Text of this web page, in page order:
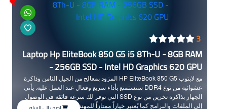
3
Laptop Hp EliteBook 850 G5 i5 8Th-U - 8GB RAM
- 256GB SSD - Intel HD Graphics 620 GPU
مع لابتوب HP EliteBook 850 G5 المزود بمعالج من الجيل الثامن وذاكرة
عشوائية من نوع DDR4 ستستمتع بأداء سريع وفعال عند العمل عليه. يأتي
الجهاز بذاكرة تخزين من نوع SSD التي توفر لك سرعة فائقة في الوصول
إلى الملفات والبرامج كما يُعتبر خياراً ممتازاً للمهندسين والمبرمجين بفضل